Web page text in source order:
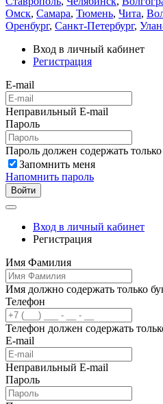
Омск, Самара, Тюмень, Чита,
Оренбург, Санкт-Петербург,
Вход в личный кабинет
Регистрация
E-mail
Неправильный E-mail
Пароль
Пароль должен содержать
Запомнить меня
Напомнить пароль
Войти
Вход в личный кабинет
Регистрация
Имя Фамилия
Имя должно содержать только
Телефон
Телефон должен содержать
E-mail
Неправильный E-mail
Пароль